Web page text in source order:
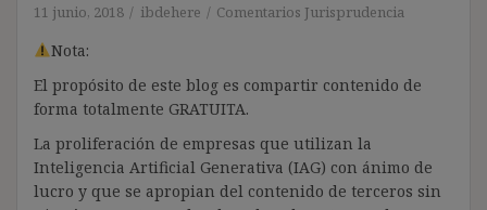
11 junio, 2018 ibdehere Comentarios Jurisprudencia
Nota:
El propósito de este blog es compartir contenido de
forma totalmente GRATUITA.
La proliferación de empresas que utilizan la
Inteligencia Artificial Generativa (IAG) con ánimo de
lucro y que se apropian del contenido de terceros sin